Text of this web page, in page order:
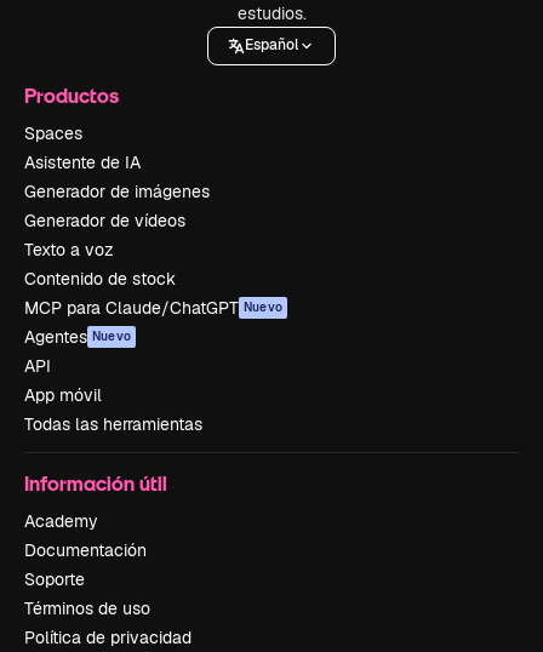
estudios.
Español
Productos
Spaces
Asistente de IA
Generador de imágenes
Generador de vídeos
Texto a voz
Contenido de stock
MCP para Claude/ChatGPT Nuevo
Agentes Nuevo
API
App móvil
Todas las herramientas
Información útil
Academy
Documentación
Soporte
Términos de uso
Política de privacidad